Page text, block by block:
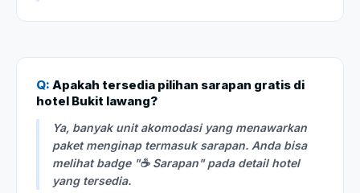
Q: Apakah tersedia pilihan sarapan gratis di
hotel Bukit lawang?
Ya, banyak unit akomodasi yang menawarkan
paket menginap termasuk sarapan. Anda bisa
melihat badge "☕ Sarapan" pada detail hotel
yang tersedia.